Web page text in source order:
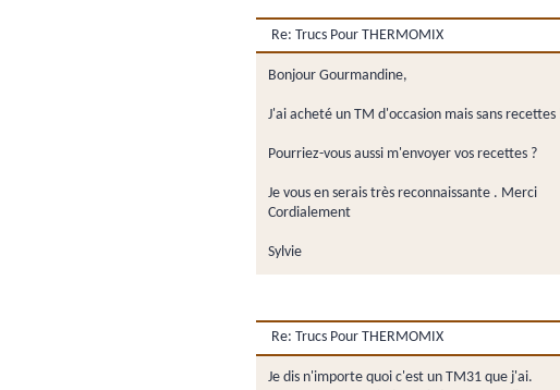
Re: Trucs Pour THERMOMIX
Bonjour Gourmandine,
J'ai acheté un TM d'occasion mais sans recettes
Pourriez-vous aussi m'envoyer vos recettes ?
Je vous en serais très reconnaissante . Merci
Cordialement
Sylvie
Re: Trucs Pour THERMOMIX
Je dis n'importe quoi c'est un TM31 que j'ai.